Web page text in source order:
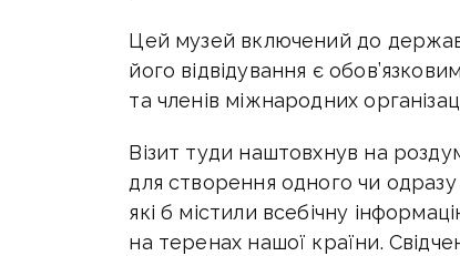
Цей музей включений до
його відвідування є
та членів міжнародних
Візит туди наштовхнув на
для створення одного чи одразу
які б містили всебічну
на теренах нашої країни.